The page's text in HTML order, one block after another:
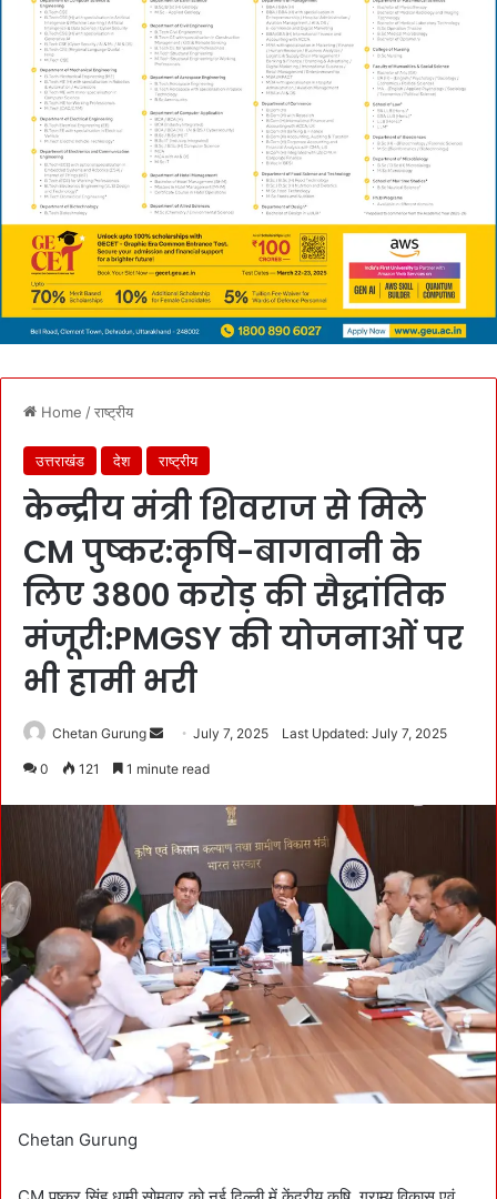
Home /राष्ट्रीय
उत्तराखंड देश राष्ट्रीय
केन्द्रीय मंत्री शिवराज से मिले
CM पुष्कर:कृषि-बागवानी के
लिए 3800 करोड़ की सैद्धांतिक
मंजूरी:PMGSY की योजनाओं पर
भी हामी भरी
Chetan Gurung
e
m
a
i
l
July 7, 2025 Last Updated: July 7, 2025
0 121 1 minute read
Chetan Gurung